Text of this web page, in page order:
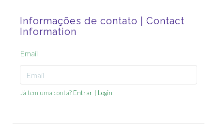
Informações de contato | Contact
Information
Email
Já tem uma conta? Entrar | Login